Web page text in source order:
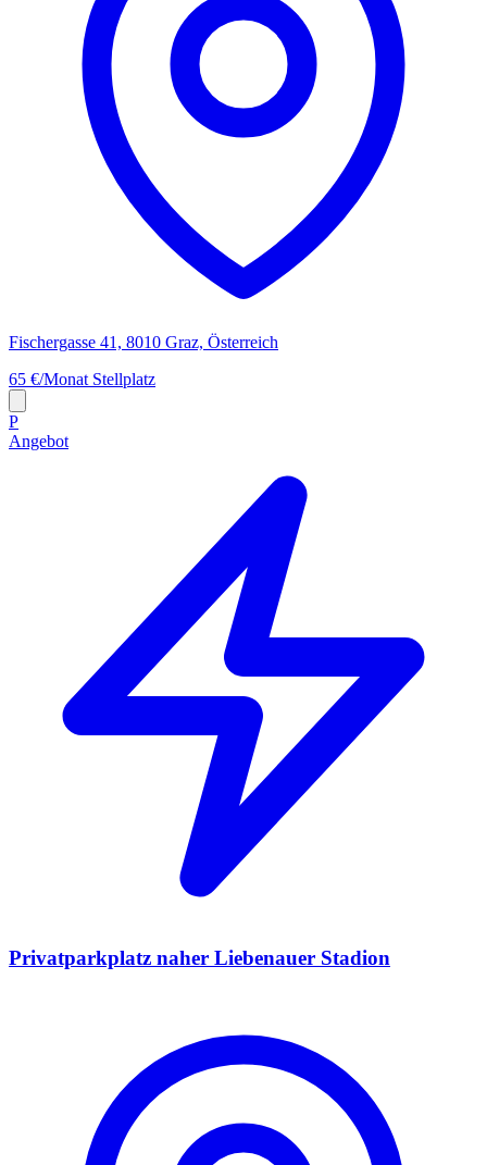
Fischergasse 41, 8010 Graz, Österreich
65 €/Monat Stellplatz
P
Angebot
Privatparkplatz naher Liebenauer Stadion